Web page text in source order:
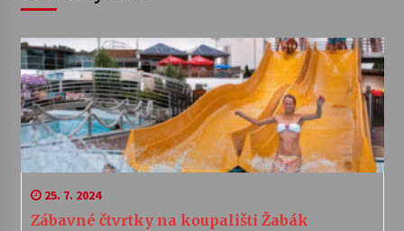
25. 7. 2024
Zábavné čtvrtky na koupališti Žabák